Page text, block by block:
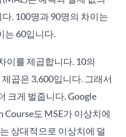
. 100명과 90명의 차이는
는 60입니다.
이를 제곱합니다. 10의
곱은 3,600입니다. 그래서
크게 벌줍니다. Google
Course도 MSE가 이상치에
상대적으로 이상치에 덜